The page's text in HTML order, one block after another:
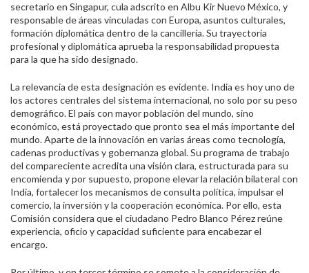
secretario en Singapur, cula adscrito en Albu Kir Nuevo México, y
responsable de áreas vinculadas con Europa, asuntos culturales,
formación diplomática dentro de la cancillería. Su trayectoria
profesional y diplomática aprueba la responsabilidad propuesta
para la que ha sido designado.
La relevancia de esta designación es evidente. India es hoy uno de
los actores centrales del sistema internacional, no solo por su peso
demográfico. El país con mayor población del mundo, sino
económico, está proyectado que pronto sea el más importante del
mundo. Aparte de la innovación en varias áreas como tecnología,
cadenas productivas y gobernanza global. Su programa de trabajo
del compareciente acredita una visión clara, estructurada para su
encomienda y por supuesto, propone elevar la relación bilateral con
India, fortalecer los mecanismos de consulta política, impulsar el
comercio, la inversión y la cooperación económica. Por ello, esta
Comisión considera que el ciudadano Pedro Blanco Pérez reúne
experiencia, oficio y capacidad suficiente para encabezar el
encargo.